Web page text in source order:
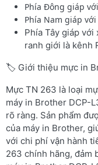
Phía Đông giáp
Phía Nam giáp
Phía Tây giáp
ranh giới là kênh
🏷️ Giới thiệu mực in
Mực TN 263 là loại
máy in Brother DCP-
rõ ràng. Sản phẩm
của máy in Brother,
với chi phí vận hành
263 chính hãng, đảm